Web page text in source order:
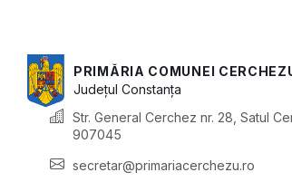
PRIMĂRIA COMUNEI
JudețulConstanța
Str. General Cerchez nr. 28, Satul
907045
secretar@primariacerchezu.ro